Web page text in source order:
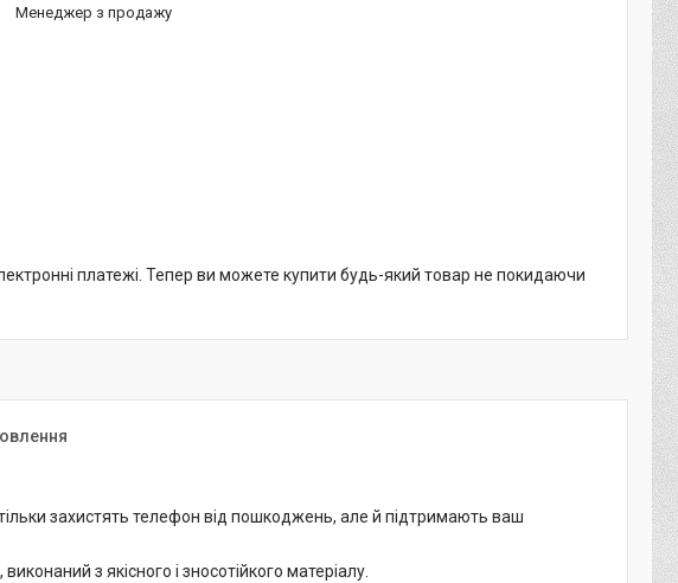
Менеджер з продажу
платежі. Тепер ви можете купити будь-який товар не покидаючи
захистять телефон від пошкоджень, але й підтримають ваш
, виконаний з якісного і зносотійкого матеріалу.